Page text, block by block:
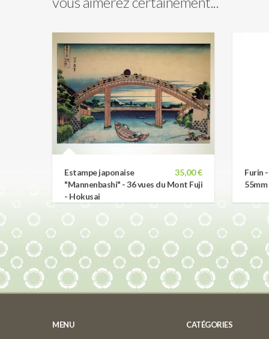
35,00 €
Estampe japonaise
"Mannenbashi" - 36 vues du Mont Fuji
- Hokusai
Furin
MENU CATÉGORIES